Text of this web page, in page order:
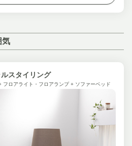
気
スタイリング
フロアライト・フロアランプ + ソファーベッド